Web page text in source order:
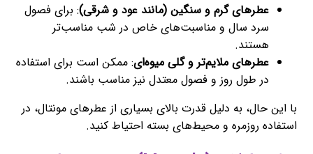
عطرهای گرم و سنگین (مانند عود و شرقی): برای فصول
سرد سال و مناسبت‌های خاص در شب مناسب‌تر
هستند.
عطرهای ملایم‌تر و گلی میوه‌ای: ممکن است برای استفاده
در طول روز و فصول معتدل نیز مناسب باشند.
با این حال، به دلیل قدرت بالای بسیاری از عطرهای مونتال، در
استفاده روزمره و محیط‌های بسته احتیاط کنید.